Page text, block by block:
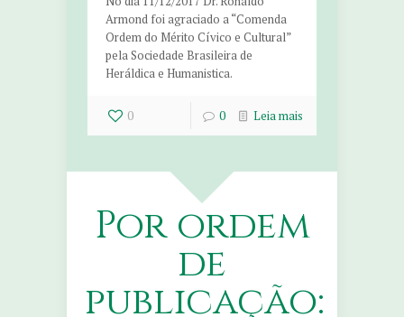
Armond foi agraciado a “Comenda
Ordem do Mérito Cívico e Cultural”
pela Sociedade Brasileira de
Heráldica e Humanistica.
0 0 Leia mais
Por ordem
de
publicação: